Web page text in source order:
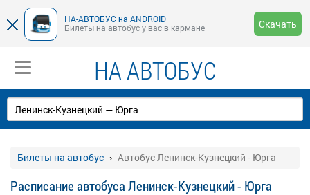
НА-АВТОБУС на ANDROID
Билеты на автобус у вас в кармане
Скачать
НА АВТОБУС
Билеты на автобус Автобус Ленинск-Кузнецкий - Юрга
Расписание автобуса Ленинск-Кузнецкий - Юрга